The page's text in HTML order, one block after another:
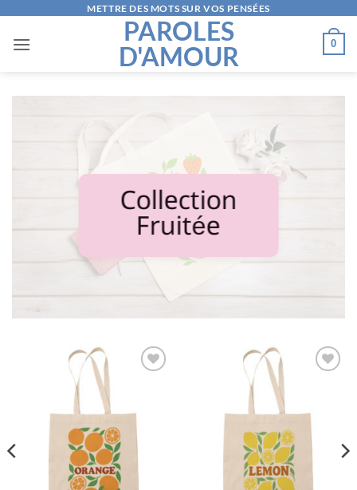
contenu
METTRE DES MOTS SUR VOS PENSÉES
PAROLES
D'AMOUR
0
Collection
Fruitée
LISTE
D’ENVIES
LISTE